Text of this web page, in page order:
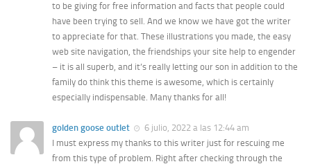
to be giving for free information and facts that people could
have been trying to sell. And we know we have got the writer
to appreciate for that. These illustrations you made, the easy
web site navigation, the friendships your site help to engender
– it is all superb, and it’s really letting our son in addition to the
family do think this theme is awesome, which is certainly
especially indispensable. Many thanks for all!
golden goose outlet
6 julio, 2022 a las 12:44 am
I must express my thanks to this writer just for rescuing me
from this type of problem. Right after checking through the